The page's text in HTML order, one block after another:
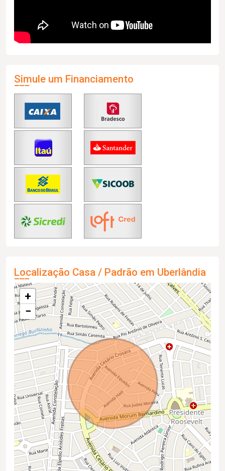
Simule um Financiamento
Localização Casa / Padrão em Uberlândia
+
−